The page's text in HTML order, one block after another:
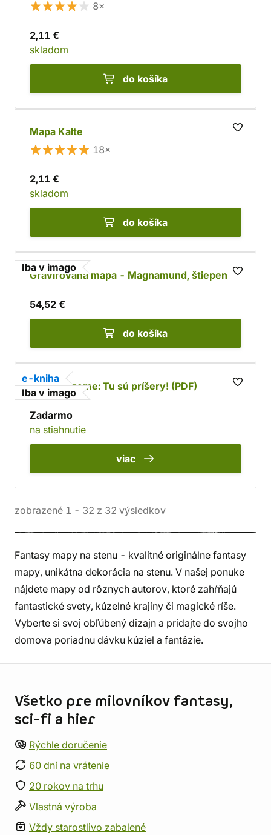
8×
2,11 €
skladom
do košíka
Mapa Kalte
18×
2,11 €
skladom
do košíka
Iba v imago
Gravírovaná mapa - Magnamund, štiepenka
54,52 €
do košíka
e-kniha
Iba v imago
Mapa Nezeme: Tu sú príšery! (PDF)
Zadarmo
na stiahnutie
viac
zobrazené 1 - 32 z 32 výsledkov
Fantasy mapy na stenu - kvalitné originálne fantasy
mapy, unikátna dekorácia na stenu. V našej ponuke
nájdete mapy od rôznych autorov, ktoré zahŕňajú
fantastické svety, kúzelné krajiny či magické ríše.
Vyberte si svoj obľúbený dizajn a pridajte do svojho
domova poriadnu dávku kúziel a fantázie.
Všetko pre milovníkov fantasy,
sci-fi a hier
Rýchle doručenie
60 dní na vrátenie
20 rokov na trhu
Vlastná výroba
Vždy starostlivo zabalené